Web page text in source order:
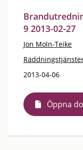
9 2013-02-27
Jon Moln-Teike
2013-04-06
Öppna